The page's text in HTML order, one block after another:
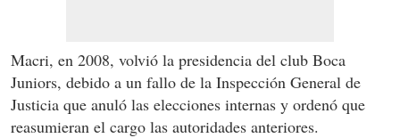
Macri, en 2008, volvió la presidencia del club Boca
Juniors, debido a un fallo de la Inspección General de
Justicia que anuló las elecciones internas y ordenó que
reasumieran el cargo las autoridades anteriores.